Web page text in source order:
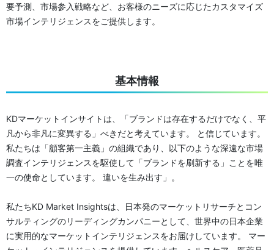
要予測、市場参入戦略など、お客様のニーズに応じたカスタマイズ
市場インテリジェンスをご提供します。
基本情報
KDマーケットインサイトは、「ブランドは存在するだけでなく、平
凡から非凡に変異する」べきだと考えています。 と信じています。
私たちは「顧客第一主義」の組織であり、以下のような深遠な市場
調査インテリジェンスを駆使して「ブランドを刷新する」ことを唯
一の使命としています。 違いを生み出す」。
私たちKD Market Insightsは、日本発のマーケットリサーチとコン
サルティングのリーディングカンパニーとして、世界中の日本企業
に実用的なマーケットインテリジェンスをお届けしています。 マー